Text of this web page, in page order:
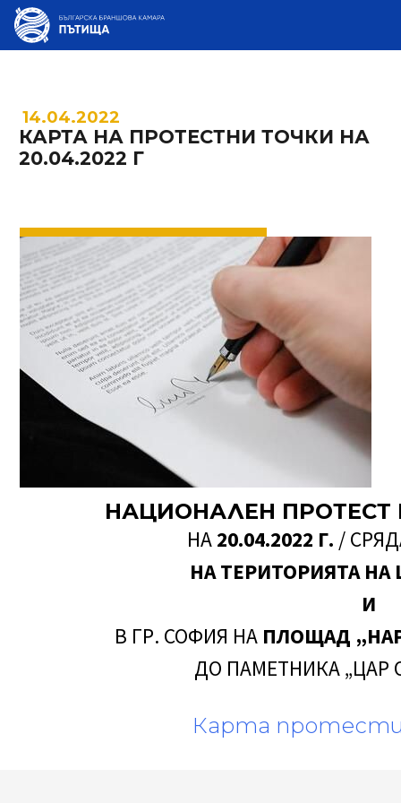
14.04.2022
КАРТА НА ПРОТЕСТНИ ТОЧКИ НА
20.04.2022 Г
НАЦИОНАЛЕН
НА 20.04.2022 Г. /
НА ТЕРИТОРИЯТА НА
И
В ГР. СОФИЯ НАПЛОЩАД
ДО ПАМЕТНИКА „ЦАР
Карта протести